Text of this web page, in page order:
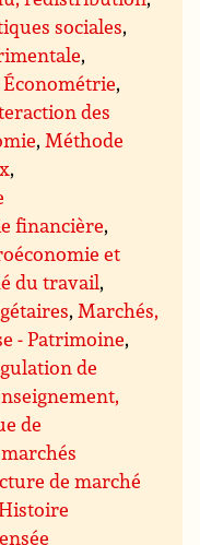
sociales,
,
Économétrie,
des
, Méthode
,
financière,
et
du travail,
, Marchés,
- Patrimoine,
de
de
de marché